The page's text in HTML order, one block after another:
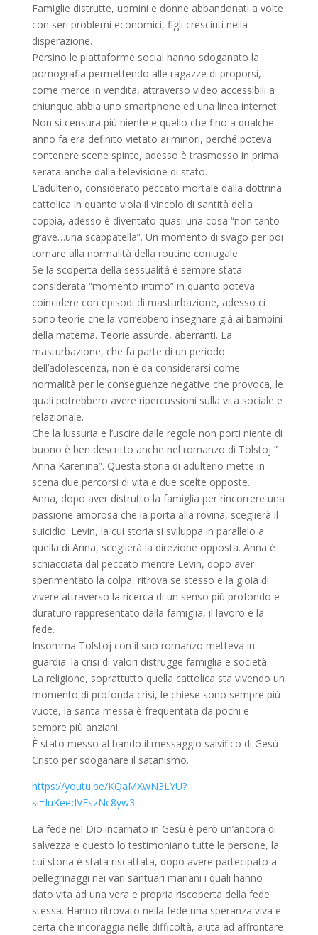
Famiglie distrutte, uomini e donne abbandonati a volte
con seri problemi economici, figli cresciuti nella
disperazione.
Persino le piattaforme social hanno sdoganato la
pornografia permettendo alle ragazze di proporsi,
come merce in vendita, attraverso video accessibili a
chiunque abbia uno smartphone ed una linea internet.
Non si censura più niente e quello che fino a qualche
anno fa era definito vietato ai minori, perché poteva
contenere scene spinte, adesso è trasmesso in prima
serata anche dalla televisione di stato.
L’adulterio, considerato peccato mortale dalla dottrina
cattolica in quanto viola il vincolo di santità della
coppia, adesso è diventato quasi una cosa “non tanto
grave…una scappatella”. Un momento di svago per poi
tornare alla normalità della routine coniugale.
Se la scoperta della sessualità è sempre stata
considerata “momento intimo” in quanto poteva
coincidere con episodi di masturbazione, adesso ci
sono teorie che la vorrebbero insegnare già ai bambini
della materna. Teorie assurde, aberranti. La
masturbazione, che fa parte di un periodo
dell’adolescenza, non è da considerarsi come
normalità per le conseguenze negative che provoca, le
quali potrebbero avere ripercussioni sulla vita sociale e
relazionale.
Che la lussuria e l’uscire dalle regole non porti niente di
buono è ben descritto anche nel romanzo di Tolstoj ”
Anna Karenina”. Questa storia di adulterio mette in
scena due percorsi di vita e due scelte opposte.
Anna, dopo aver distrutto la famiglia per rincorrere una
passione amorosa che la porta alla rovina, sceglierà il
suicidio. Levin, la cui storia si sviluppa in parallelo a
quella di Anna, sceglierà la direzione opposta. Anna è
schiacciata dal peccato mentre Levin, dopo aver
sperimentato la colpa, ritrova se stesso e la gioia di
vivere attraverso la ricerca di un senso più profondo e
duraturo rappresentato dalla famiglia, il lavoro e la
fede.
Insomma Tolstoj con il suo romanzo metteva in
guardia: la crisi di valori distrugge famiglia e società.
La religione, soprattutto quella cattolica sta vivendo un
momento di profonda crisi, le chiese sono sempre più
vuote, la santa messa è frequentata da pochi e
sempre più anziani.
È stato messo al bando il messaggio salvifico di Gesù
Cristo per sdoganare il satanismo.
https://youtu.be/KQaMXwN3LYU?
si=IuKeedVFszNc8yw3
La fede nel Dio incarnato in Gesù è però un’ancora di
salvezza e questo lo testimoniano tutte le persone, la
cui storia è stata riscattata, dopo avere partecipato a
pellegrinaggi nei vari santuari mariani i quali hanno
dato vita ad una vera e propria riscoperta della fede
stessa. Hanno ritrovato nella fede una speranza viva e
certa che incoraggia nelle difficoltà, aiuta ad affrontare